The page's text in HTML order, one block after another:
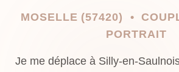
MOSELLE (57420) •
PORTRAIT
Je me déplace à Silly-en-